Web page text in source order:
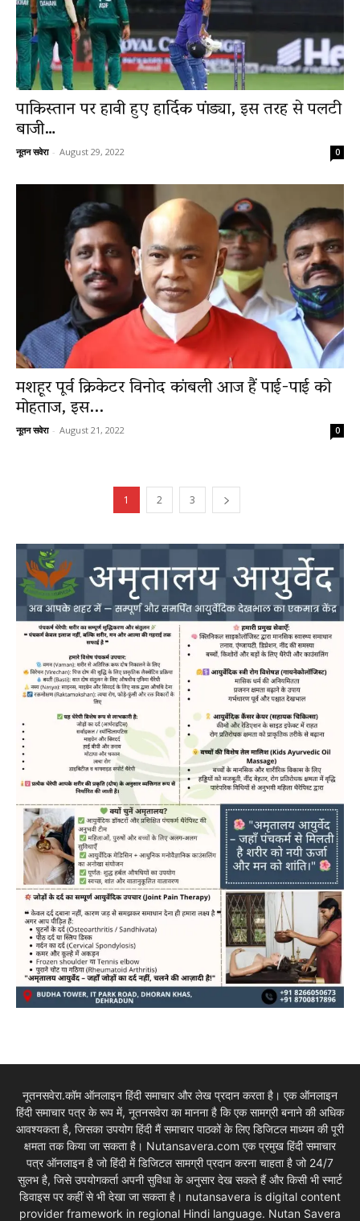
पाकिस्तान पर हावी हुए हार्दिक पांड्या, इस तरह से पलटी
बाजी…
नूतन सवेरा - August 29, 2022 0
मशहूर पूर्व क्रिकेटर विनोद कांबली आज हैं पाई-पाई को
मोहताज, इस...
नूतन सवेरा - August 21, 2022 0
1 2 3
नूतनसवेरा.कॉम ऑनलाइन हिंदी समाचार और लेख प्रदान करता है। एक ऑनलाइन
हिंदी समाचार पत्र के रूप में, नूतनसवेरा का मानना है कि एक सामग्री बनाने की अधिक
आवश्यकता है, जिसका उपयोग हिंदी मैं समाचार पाठकों के लिए डिजिटल माध्यम की पूरी
क्षमता तक किया जा सकता है। Nutansavera.com एक प्रमुख हिंदी समाचार
पत्र ऑनलाइन है जो हिंदी में डिजिटल सामग्री प्रदान करना चाहता है जो 24/7
सुलभ है, जिसे उपयोगकर्ता अपनी सुविधा के अनुसार देख सकते हैं और किसी भी स्मार्ट
डिवाइस पर कहीं से भी देखा जा सकता है। nutansavera is digital content
provider framework in regional Hindi language. Nutan Savera